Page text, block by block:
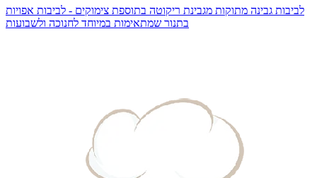
לביבות גבינה מתוקות מגבינת ריקוטה בתוספת צימוקים - לביבות אפויות
בתנור שמתאימות במיוחד לחנוכה ולשבועות